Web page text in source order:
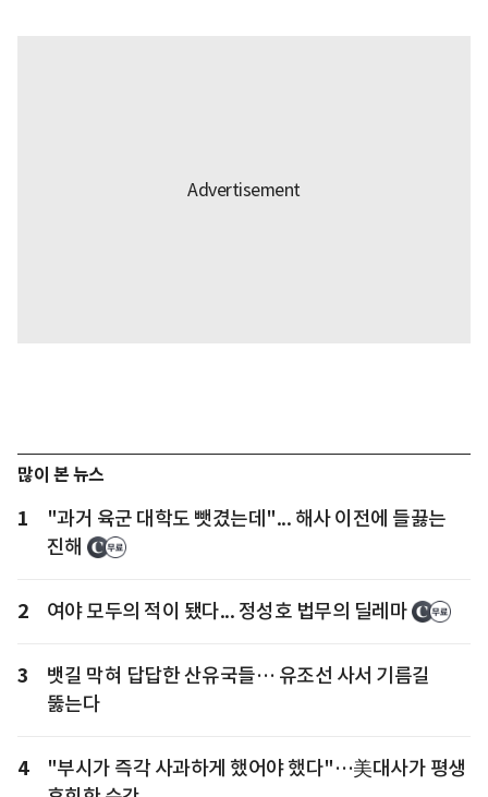
많이 본 뉴스
1
"과거 육군 대학도 뺏겼는데"... 해사 이전에 들끓는
진해
2 여야 모두의 적이 됐다... 정성호 법무의 딜레마
3
뱃길 막혀 답답한 산유국들… 유조선 사서 기름길
뚫는다
4
"부시가 즉각 사과하게 했어야 했다"…美대사가 평생